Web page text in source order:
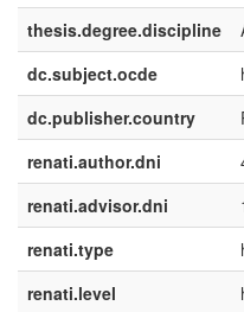
thesis.degree.discipline
dc.subject.ocde
dc.publisher.country
renati.author.dni
renati.advisor.dni
renati.type
renati.level